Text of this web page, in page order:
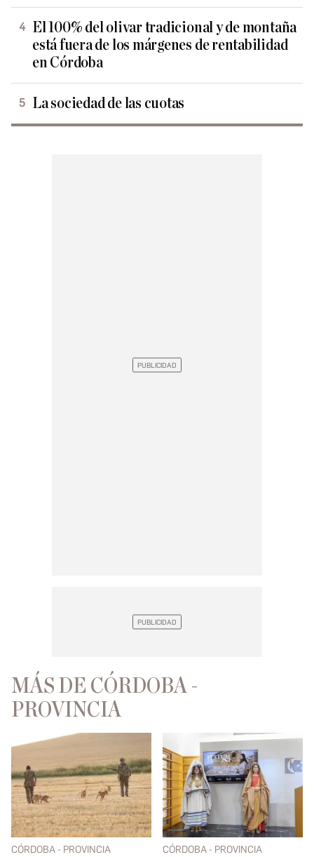
El 100% del olivar tradicional y de montaña
está fuera de los márgenes de rentabilidad
en Córdoba
La sociedad de las cuotas
MÁS DE CÓRDOBA -
PROVINCIA
CÓRDOBA - PROVINCIA CÓRDOBA - PROVINCIA